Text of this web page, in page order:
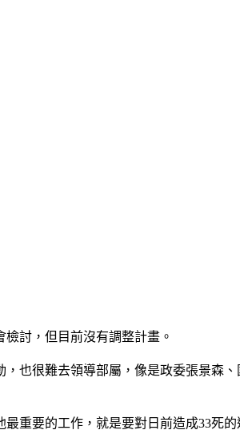
討，但目前沒有調整計畫。
也很難去領導部屬，像是政委張景森
重要的工作，就是要對日前造成33死